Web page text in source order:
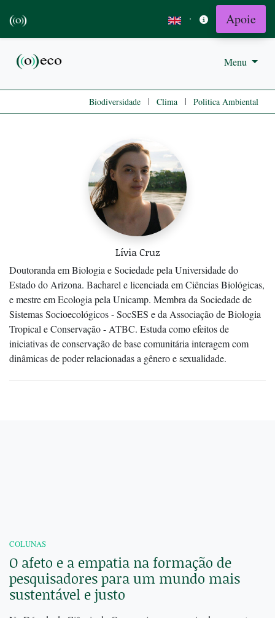
· Apoie
Menu
Biodiversidade | Clima | Politica Ambiental
Lívia Cruz
Doutoranda em Biologia e Sociedade pela Universidade do
Estado do Arizona. Bacharel e licenciada em Ciências Biológicas,
e mestre em Ecologia pela Unicamp. Membra da Sociedade de
Sistemas Socioecológicos - SocSES e da Associação de Biologia
Tropical e Conservação - ATBC. Estuda como efeitos de
iniciativas de conservação de base comunitária interagem com
dinâmicas de poder relacionadas a gênero e sexualidade.
COLUNAS
O afeto e a empatia na formação de
pesquisadores para um mundo mais
sustentável e justo